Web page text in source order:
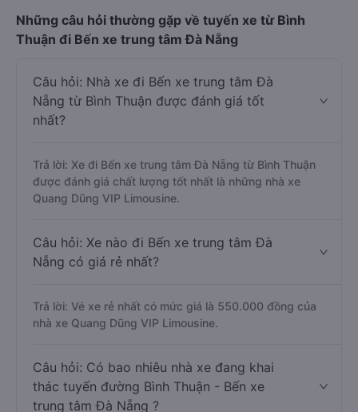
Những câu hỏi thường gặp về tuyến xe từ Bình
Thuận đi Bến xe trung tâm Đà Nẵng
Câu hỏi: Nhà xe đi Bến xe trung tâm Đà
Nẵng từ Bình Thuận được đánh giá tốt
nhất?
Trả lời: Xe đi Bến xe trung tâm Đà Nẵng từ Bình Thuận
được đánh giá chất lượng tốt nhất là những nhà xe
Quang Dũng VIP Limousine.
Câu hỏi: Xe nào đi Bến xe trung tâm Đà
Nẵng có giá rẻ nhất?
Trả lời: Vé xe rẻ nhất có mức giá là 550.000 đồng của
nhà xe Quang Dũng VIP Limousine.
Câu hỏi: Có bao nhiêu nhà xe đang khai
thác tuyến đường Bình Thuận - Bến xe
trung tâm Đà Nẵng ?